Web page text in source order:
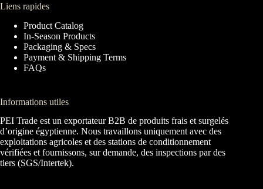
Liens rapides
Product Catalog
In-Season Products
Packaging & Specs
Payment & Shipping Terms
FAQs
Informations utiles
PEI Trade est un exportateur B2B de produits frais et surgelés
d’origine égyptienne. Nous travaillons uniquement avec des
exploitations agricoles et des stations de conditionnement
vérifiées et fournissons, sur demande, des inspections par des
tiers (SGS/Intertek).